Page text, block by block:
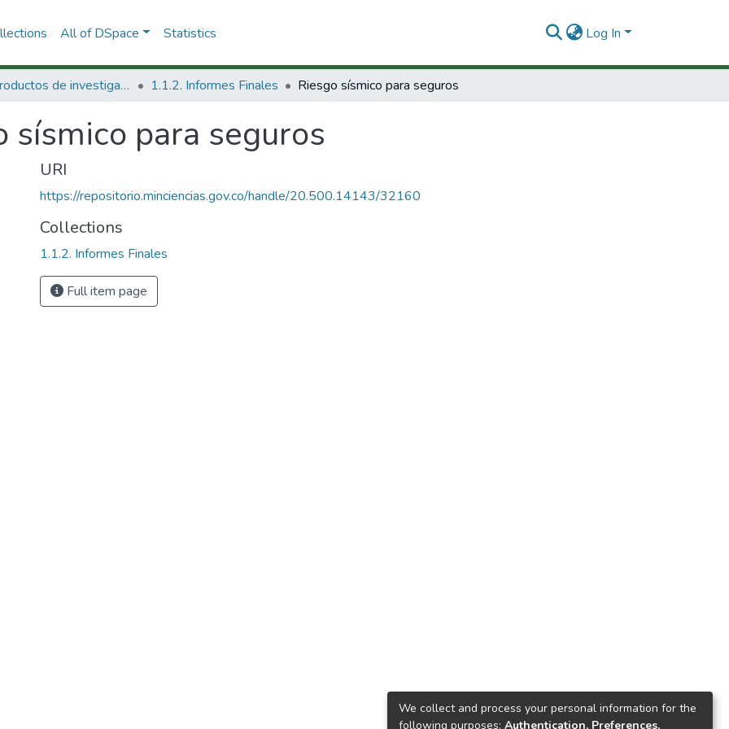
All of DSpace Statistics Log In
1.1 Productos de investigación 1.1.2. Informes Finales Riesgo sísmico para seguros
sísmico para seguros
URI
https://repositorio.minciencias.gov.co/handle/20.500.14143/32160
Collections
1.1.2. Informes Finales
Full item page
We collect and process your personal information for the
following purposes: Authentication, Preferences,